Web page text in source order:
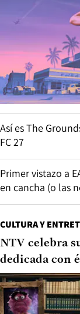
Así es The
FC 27
Primer vistazo a
en cancha (o las
CULTURA Y
NTV celebra
dedicada con